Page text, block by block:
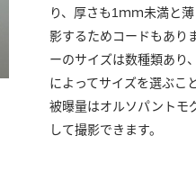
り、厚さも1ｍｍ未満と
影するためコードもあり
ーのサイズは数種類あり
によってサイズを選ぶこ
被曝量はオルソパントモ
して撮影できます。